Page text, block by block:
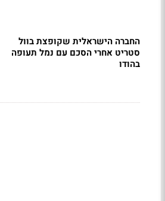
החברה הישראלית שקופצת בוול
סטריט אחרי הסכם עם נמל תעופה
בהודו